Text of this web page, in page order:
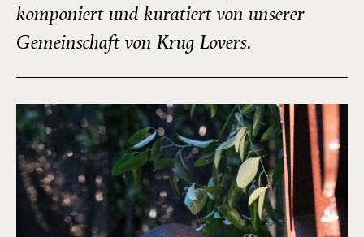
komponiert und kuratiert von unserer
Gemeinschaft von Krug Lovers.